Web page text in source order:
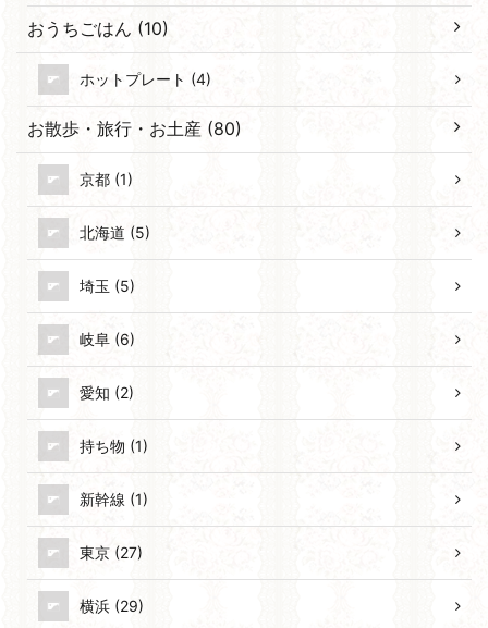
おうちごはん (10)
ホットプレート (4)
お散歩・旅行・お土産 (80)
京都 (1)
北海道 (5)
埼玉 (5)
岐阜 (6)
愛知 (2)
持ち物 (1)
新幹線 (1)
東京 (27)
横浜 (29)